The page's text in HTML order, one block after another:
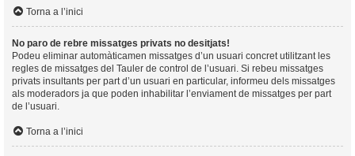
Torna a l’inici
No paro de rebre missatges privats no desitjats!
Podeu eliminar automàticamen missatges d’un usuari concret utilitzant les
regles de missatges del Tauler de control de l’usuari. Si rebeu missatges
privats insultants per part d’un usuari en particular, informeu dels missatges
als moderadors ja que poden inhabilitar l’enviament de missatges per part
de l’usuari.
Torna a l’inici